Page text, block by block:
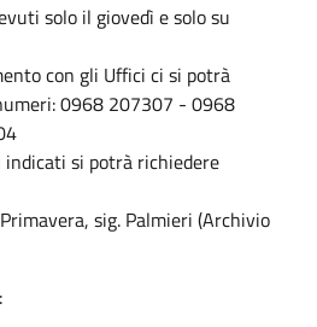
solo il giovedì e solo su
con gli Uffici ci si potrà
0968 207307 - 0968
si potrà richiedere
sig. Palmieri (Archivio